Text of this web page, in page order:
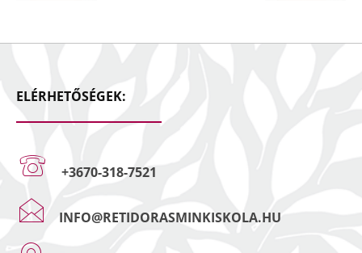
ELÉRHETŐSÉGEK:
+3670-318-7521
INFO@RETIDORASMINKISKOLA.HU